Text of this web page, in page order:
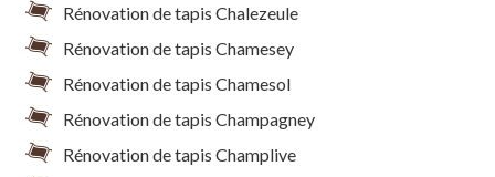
Rénovation de tapis Chalezeule
Rénovation de tapis Chamesey
Rénovation de tapis Chamesol
Rénovation de tapis Champagney
Rénovation de tapis Champlive